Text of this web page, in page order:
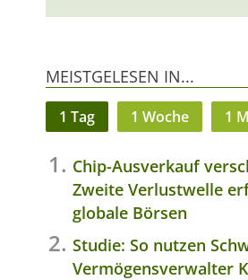
MEISTGELESEN IN...
1 Tag 1 Woche 1
Chip-Ausverkauf
Zweite Verlustwelle
globale Börsen
Studie: So nutzen
Vermögensverwalter